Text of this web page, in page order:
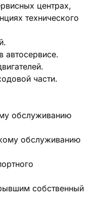
центрах,
технического
части.
обслуживанию
обслуживанию
собственный